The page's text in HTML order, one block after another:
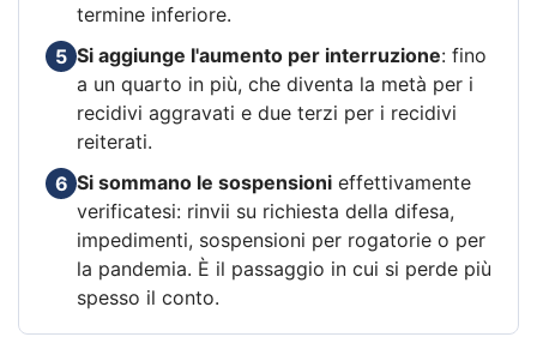
termine inferiore.
5 Si aggiunge l'aumento per interruzione: fino
a un quarto in più, che diventa la metà per i
recidivi aggravati e due terzi per i recidivi
reiterati.
6 Si sommano le sospensioni effettivamente
verificatesi: rinvii su richiesta della difesa,
impedimenti, sospensioni per rogatorie o per
la pandemia. È il passaggio in cui si perde più
spesso il conto.